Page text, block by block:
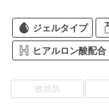
ジェルタイプ
ヒアルロン酸配合
敏感肌